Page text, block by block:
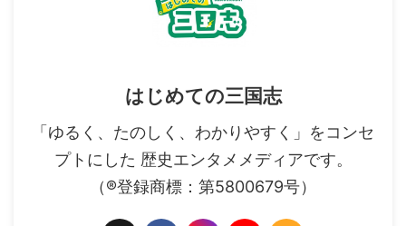
はじめての三国志
「ゆるく、たのしく、わかりやすく」をコンセ
プトにした 歴史エンタメメディアです。
（®登録商標：第5800679号）